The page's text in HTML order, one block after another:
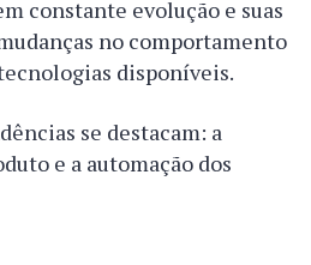
constante evolução e suas
no comportamento
disponíveis.
se destacam: a
e a automação dos